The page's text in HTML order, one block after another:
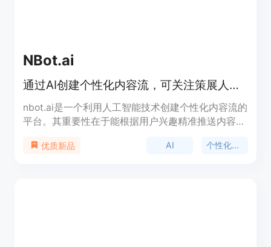
NBot.ai
通过AI创建个性化内容流，可关注策展人或自建获取相关更新
nbot.ai是一个利用人工智能技术创建个性化内容流的
平台。其重要性在于能根据用户兴趣精准推送内容，
制、内容更新持续、涵盖领域广泛等。该平台定位为
优质新品 AI 个性化内容